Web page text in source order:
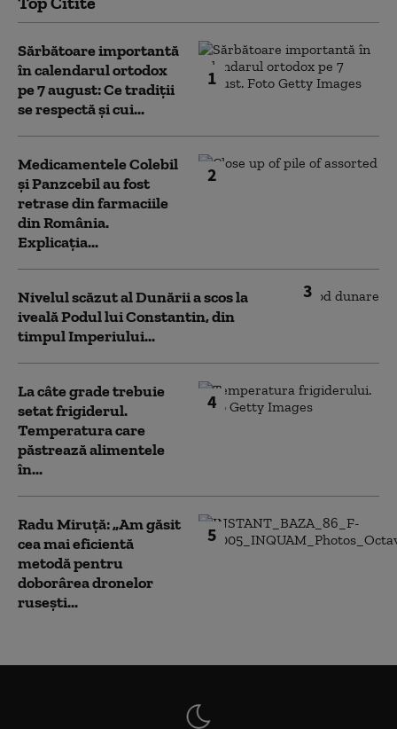
1
Sărbătoare importantă
în calendarul ortodox
pe 7 august: Ce tradiții
se respectă și cui...
2
Medicamentele Colebil
și Panzcebil au fost
retrase din farmaciile
din România.
Explicația...
3
Nivelul scăzut al Dunării a scos la
iveală Podul lui Constantin, din
timpul Imperiului...
4
La câte grade trebuie
setat frigiderul.
Temperatura care
păstrează alimentele
în...
5
Radu Miruță: „Am găsit
cea mai eficientă
metodă pentru
doborârea dronelor
rusești...